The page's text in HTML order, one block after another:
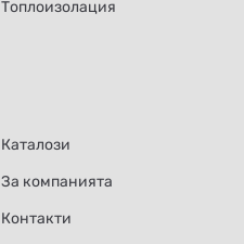
Топлоизолация
Каталози
За компанията
Контакти